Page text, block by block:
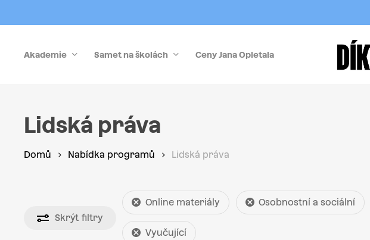
to
contentAkademie Samet na školách Ceny Jana Opletala
Lidská práva
Domů Nabídka programů Lidská práva
Skrýt filtry
Online materiály Osobnostní a sociální
Vyučující